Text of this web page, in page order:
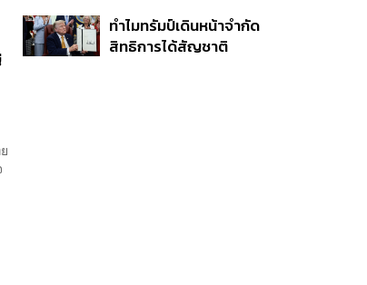
มาแสดงในมิวสิกวิดีโอ
ทำไมทรัมป์เดินหน้าจำกัด
สิทธิการได้สัญชาติ